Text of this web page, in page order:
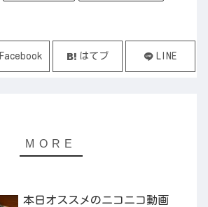
Facebook はてブ LINE
本日オススメのニコニコ動画